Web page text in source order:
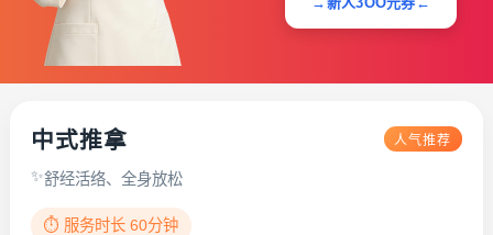
中式推拿 人气推荐
舒经活络、全身放松
⏱️ 服务时长 60分钟